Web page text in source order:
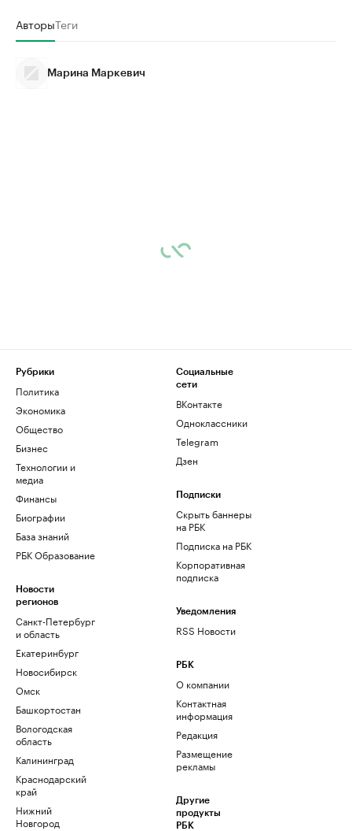
АвторыТеги
Марина Маркевич
Рубрики
Политика
Экономика
Общество
Бизнес
Технологии и
медиа
Финансы
Биографии
База знаний
РБК Образование
Новости
регионов
Санкт-Петербург
и область
Екатеринбург
Новосибирск
Омск
Башкортостан
Вологодская
область
Калининград
Краснодарский
край
Нижний
Новгород
Социальные
сети
ВКонтакте
Одноклассники
Telegram
Дзен
Подписки
Скрыть баннеры
на РБК
Подписка на РБК
Корпоративная
подписка
Уведомления
RSS Новости
РБК
О компании
Контактная
информация
Редакция
Размещение
рекламы
Другие
продукты
РБК